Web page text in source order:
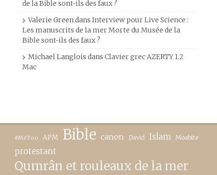
de la Bible sont-ils des faux ?
Valerie Greendans Interview pour Live Science :
Les manuscrits de la mer Morte du Musée de la
Bible sont-ils des faux ?
Michael Langlois dans Clavier grec AZERTY 1.2
Mac
#MeToo APM Bible canon David Islam Moabite
protestant
Qumrân et rouleaux de la mer